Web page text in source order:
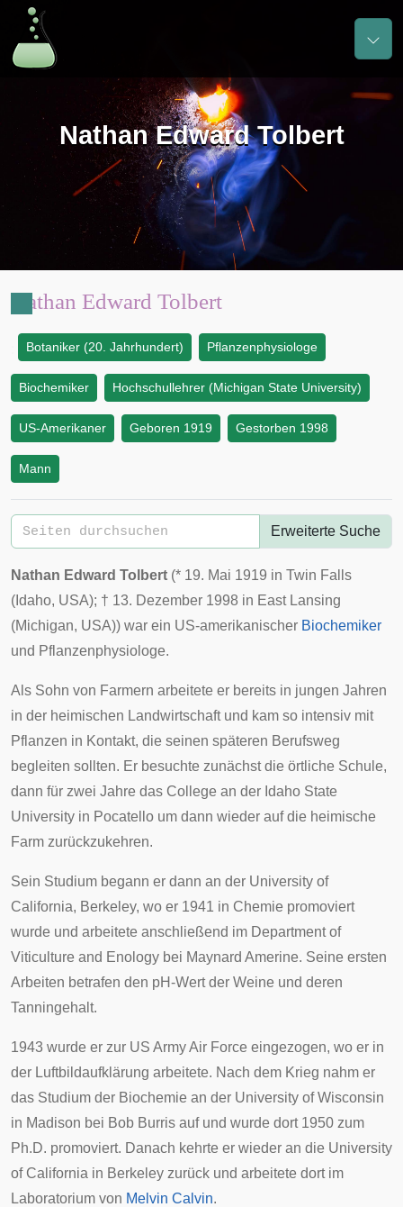
Nathan Edward Tolbert
Nathan Edward Tolbert
Botaniker (20. Jahrhundert) Pflanzenphysiologe
Biochemiker Hochschullehrer (Michigan State University)
US-Amerikaner Geboren 1919 Gestorben 1998
Mann
Erweiterte Suche
Nathan Edward Tolbert (* 19. Mai 1919 in Twin Falls
( Idaho, USA); † 13. Dezember 1998 in East Lansing
(Michigan, USA)) war ein US-amerikanischer Biochemiker
und Pflanzenphysiologe.
Als Sohn von Farmern arbeitete er bereits in jungen Jahren
in der heimischen Landwirtschaft und kam so intensiv mit
Pflanzen in Kontakt, die seinen späteren Berufsweg
begleiten sollten. Er besuchte zunächst die örtliche Schule,
dann für zwei Jahre das College an der Idaho State
University in Pocatello um dann wieder auf die heimische
Farm zurückzukehren.
Sein Studium begann er dann an der University of
California, Berkeley, wo er 1941 in Chemie promoviert
wurde und arbeitete anschließend im Department of
Viticulture and Enology bei Maynard Amerine. Seine ersten
Arbeiten betrafen den pH-Wert der Weine und deren
Tanningehalt.
1943 wurde er zur US Army Air Force eingezogen, wo er in
der Luftbildaufklärung arbeitete. Nach dem Krieg nahm er
das Studium der Biochemie an der University of Wisconsin
in Madison bei Bob Burris auf und wurde dort 1950 zum
Ph.D. promoviert. Danach kehrte er wieder an die University
of California in Berkeley zurück und arbeitete dort im
Laboratorium von Melvin Calvin.